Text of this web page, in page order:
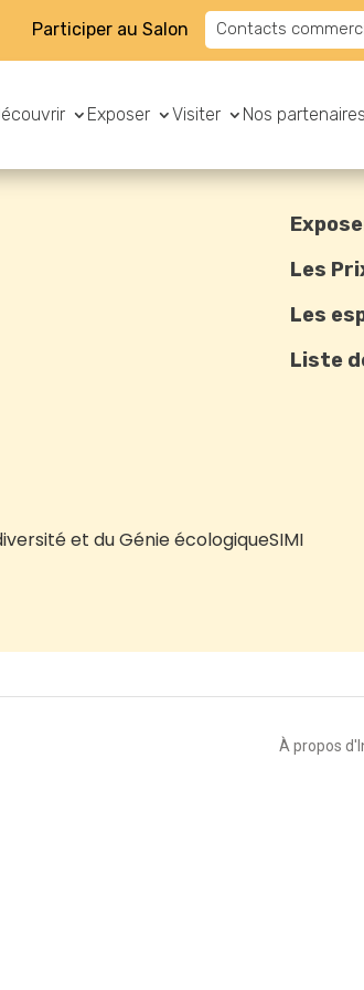
Participer au Salon Contacts
Exposer Visiter Nos partenaires
Les
Les
Liste
et du Génie écologiqueSIMI